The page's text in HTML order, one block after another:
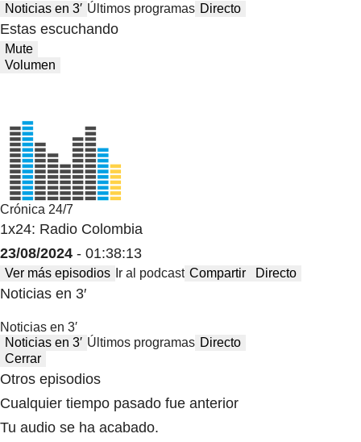
Noticias en 3′ Últimos programas Directo
Estas escuchando
Mute
Volumen
Crónica 24/7
1x24: Radio Colombia
23/08/2024 - 01:38:13
Ver más episodios Ir al podcast Compartir Directo
Noticias en 3′
Noticias en 3′
Noticias en 3′ Últimos programas Directo
Cerrar
Otros episodios
Cualquier tiempo pasado fue anterior
Tu audio se ha acabado.